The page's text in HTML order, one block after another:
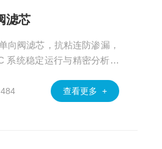
滤芯
向阀滤芯，抗粘连防渗漏，
系统稳定运行与精密分析。
查看更多 +